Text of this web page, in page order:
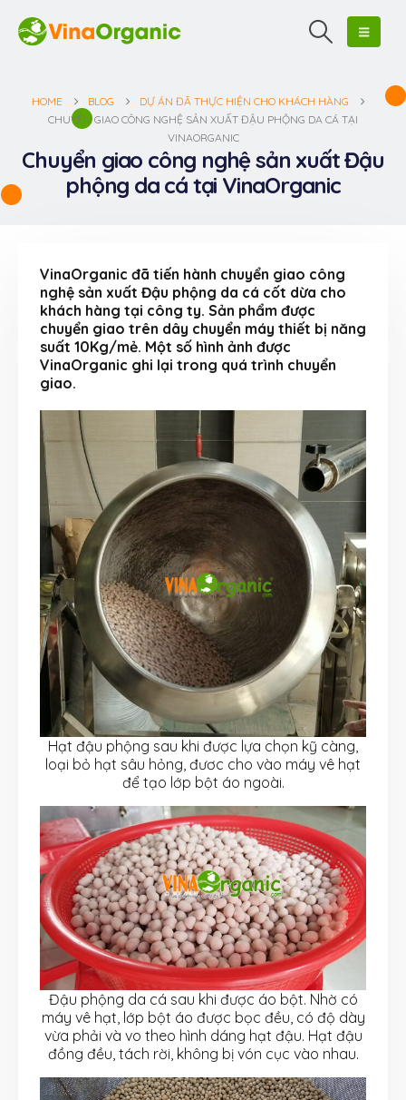
HOME BLOG
DỰ ÁN ĐÃ THỰC HIỆN CHO KHÁCH HÀNG
CHUYỂN GIAO CÔNG NGHỆ SẢN XUẤT ĐẬU PHỘNG DA CÁ TẠI
VINAORGANIC
Chuyển giao công nghệ sản xuất Đậu
phộng da cá tại VinaOrganic
VinaOrganic đã tiến hành chuyển giao công
nghệ sản xuất Đậu phộng da cá cốt dừa cho
khách hàng tại công ty. Sản phẩm được
chuyển giao trên dây chuyển máy thiết bị năng
suất 10Kg/mẻ. Một số hình ảnh được
VinaOrganic ghi lại trong quá trình chuyển
giao.
Hạt đậu phộng sau khi được lựa chọn kỹ càng,
loại bỏ hạt sâu hỏng, đươc cho vào máy vê hạt
để tạo lớp bột áo ngoài.
Đậu phộng da cá sau khi được áo bột. Nhờ có
máy vê hạt, lớp bột áo được bọc đều, có độ dày
vừa phải và vo theo hình dáng hạt đậu. Hạt đậu
đồng đều, tách rời, không bị vón cục vào nhau.